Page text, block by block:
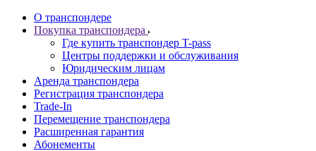
О транспондере
Покупка транспондера
Где купить транспондер T-pass
Центры поддержки и обслуживания
Юридическим лицам
Аренда транспондера
Регистрация транспондера
Trade-In
Перемещение транспондера
Расширенная гарантия
Абонементы